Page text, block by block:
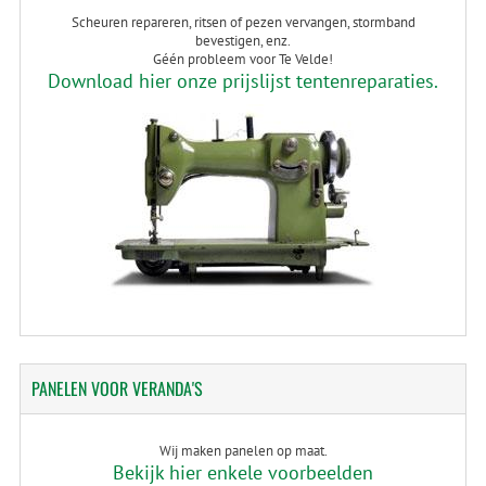
Scheuren repareren, ritsen of pezen vervangen, stormband
bevestigen, enz.
Géén probleem voor Te Velde!
Download hier onze prijslijst tentenreparaties.
PANELENVOOR VERANDA'S
Wij maken panelen op maat.
Bekijk hier enkele voorbeelden